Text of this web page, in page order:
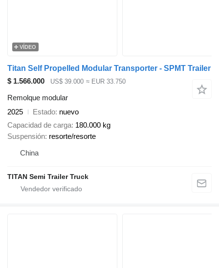
VÍDEO
Titan Self Propelled Modular Transporter - SPMT Trailer
$ 1.566.000
US$ 39.000 ≈ EUR 33.750
Remolque modular
2025
Estado nuevo
Capacidad de carga 180.000 kg
Suspensión resorte/resorte
China
TITAN Semi Trailer Truck